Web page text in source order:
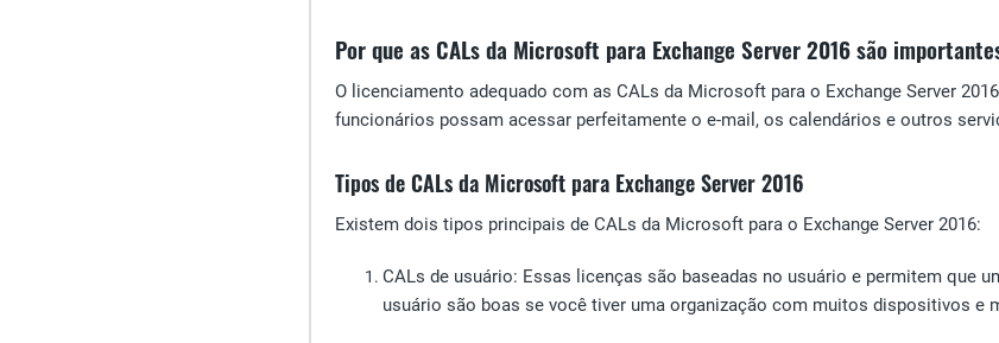
Por que as CALs da Microsoft para Exchange Server 2016 são
O licenciamento adequado com as CALs da Microsoft para o Exchange Server
funcionários possam acessar perfeitamente o e-mail, os calendários e outros
Tipos de CALs da Microsoft para Exchange Server 2016
Existem dois tipos principais de CALs da Microsoft para o Exchange Server 2016:
CALs de usuário: Essas licenças são baseadas no usuário e permitem que
usuário são boas se você tiver uma organização com muitos dispositivos e